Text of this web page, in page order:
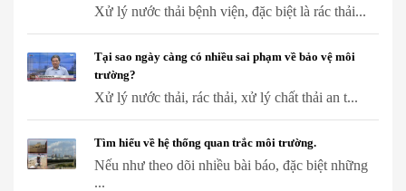
Xử lý nước thải bệnh viện, đặc biệt là rác thải...
Tại sao ngày càng có nhiều sai phạm về bảo vệ môi
trường?
Xử lý nước thải, rác thải, xử lý chất thải an t...
Tìm hiểu về hệ thống quan trắc môi trường.
Nếu như theo dõi nhiều bài báo, đặc biệt những
...